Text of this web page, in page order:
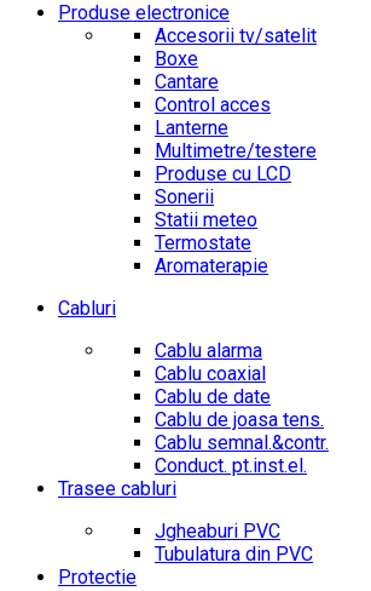
Produse electronice
Accesorii tv/satelit
Boxe
Cantare
Control acces
Lanterne
Multimetre/testere
Produse cu LCD
Sonerii
Statii meteo
Termostate
Aromaterapie
Cabluri
Cablu alarma
Cablu coaxial
Cablu de date
Cablu de joasa tens.
Cablu semnal.&contr.
Conduct. pt.inst.el.
Trasee cabluri
Jgheaburi PVC
Tubulatura din PVC
Protectie